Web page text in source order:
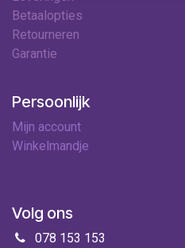
Betaalopties
Retourneren
Garantie
Persoonlijk
Mijn account
Winkelmandje
Volg ons
078 153 153